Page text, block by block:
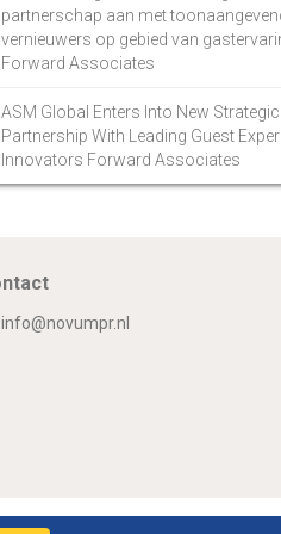
partnerschap aan met
vernieuwers op gebied van
Forward Associates
ASM Global Enters Into New Strategic
Partnership With Leading Guest
Innovators Forward Associates
info@novumpr.nl